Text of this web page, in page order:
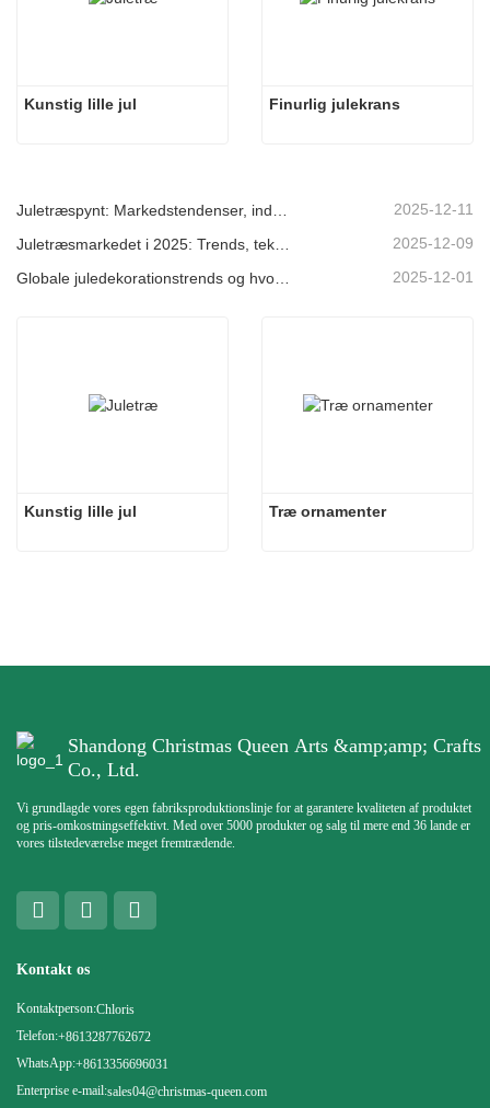
Kunstig lille jul Finurlig julekrans
2025-12-11
2025-12-09
Globale juledekorationstrends og hvorfor Christmas Queen fortsat fører an på markedet 2025-12-01
Kunstig lille jul Træ ornamenter
Shandong Christmas Queen Arts &amp;amp; Crafts
Co., Ltd.
Vi grundlagde vores egen fabriksproduktionslinje for at garantere kvaliteten af ​​produktet
og pris-omkostningseffektivt. Med over 5000 produkter og salg til mere end 36 lande er
vores tilstedeværelse meget fremtrædende.
Kontakt os
Kontaktperson:Chloris
Telefon:+8613287762672
WhatsApp:+8613356696031
Enterprise e-mail:sales04@christmas-queen.com